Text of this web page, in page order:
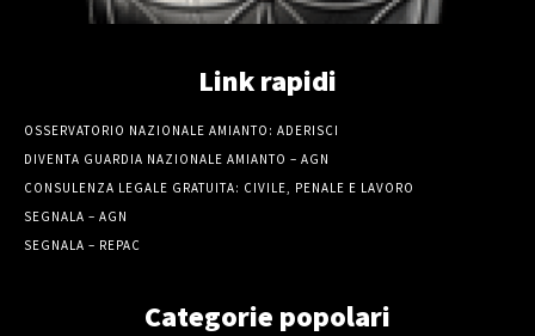
Link rapidi
OSSERVATORIO NAZIONALE AMIANTO: ADERISCI
DIVENTA GUARDIA NAZIONALE AMIANTO – AGN
CONSULENZA LEGALE GRATUITA: CIVILE, PENALE E LAVORO
SEGNALA – AGN
SEGNALA – REPAC
Categorie popolari